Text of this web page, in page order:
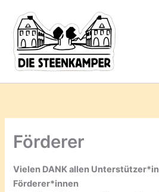
Inhalt
springen
Förderer
Vielen DANK allen
Förderer*innen
deine
Mail-
Adresse
ein ...